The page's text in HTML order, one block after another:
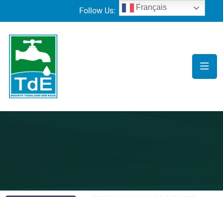
Follow Us: Français